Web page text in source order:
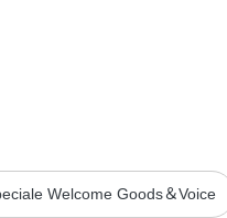
Welcome Goods＆Voice